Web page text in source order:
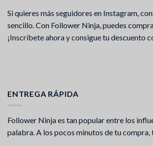
Si quieres más seguidores en Instagram,
sencillo. Con Follower Ninja, puedes
¡Inscríbete ahora y consigue tu descuento
ENTREGA RÁPIDA
Follower Ninja es tan popular entre los
palabra. A los pocos minutos de tu